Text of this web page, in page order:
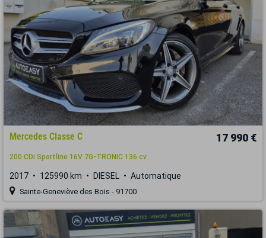
Mercedes Classe C 17 990 €
200 CDi Sportline 16V 7G-TRONIC 136 cv
2017 125990 km DIESEL Automatique
Sainte-Geneviève des Bois - 91700